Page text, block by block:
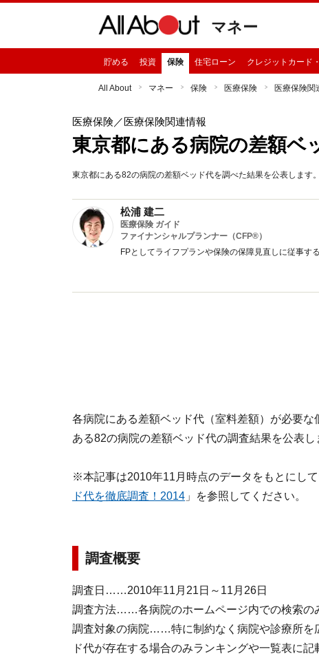
マネー
貯める 投資 保険 住宅ローン クレジットカード
All About マネー 保険 医療保険 医療保険関
医療保険／医療保険関連情報
東京都にある病院の差額ベ
東京都にある82の病院の差額ベッド代を調べた結果を公表します
松浦 建二
医療保険 ガイド
ファイナンシャルプランナー（CFP®）
FPとしてライフプランや保険の保障見直しに従事す
各病院にある差額ベッド代（室料差額）が必要
ある82の病院の差額ベッド代の調査結果を公表し
※本記事は2010年11月時点のデータをもとにして
ド代を徹底調査！2014 」を参照してください。
調査概要
調査日……2010年11月21日～11月26日
調査方法……各病院のホームページ内での検索の
調査対象の病院……特に制約なく病院や診療所を
ド代が存在する場合のみランキングや一覧表に記